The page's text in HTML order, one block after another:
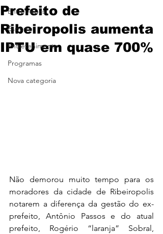
Entre Aspas
Esporte
Entretenimento
Programas
Nova categoria
Prefeito de
Ribeiropolis aumenta
IPTU em quase 700%
Não demorou muito tempo para os
moradores da cidade de Ribeiropolis
notarem a diferença da gestão do ex-
prefeito, Antônio Passos e do atual
prefeito, Rogério “laranja” Sobral,